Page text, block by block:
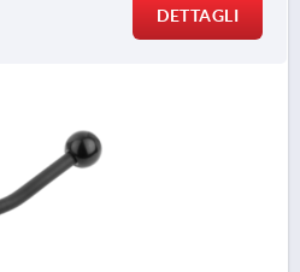
DETTAGLI